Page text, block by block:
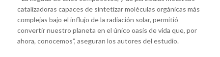
catalizadoras capaces de sintetizar moléculas orgánicas más
complejas bajo el influjo de la radiación solar, permitió
convertir nuestro planeta en el único oasis de vida que, por
ahora, conocemos”, aseguran los autores del estudio.